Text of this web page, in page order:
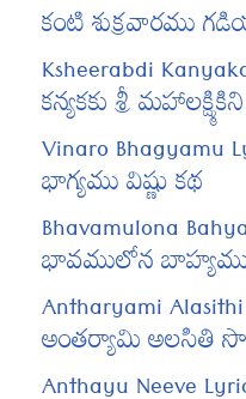
కంటి శుక్రవారము
Ksheerabdi
కన్యకకు శ్రీ మహాలక్ష్మికిని
Vinaro Bhagyamu
భాగ్యము విష్ణు కథ
Bhavamulona
భావములోన
Antharyami
అంతర్యామి అలసితి
Anthayu Neeve